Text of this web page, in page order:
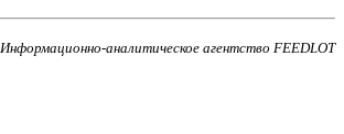
Информационно-аналитическое агентство FEEDLOT